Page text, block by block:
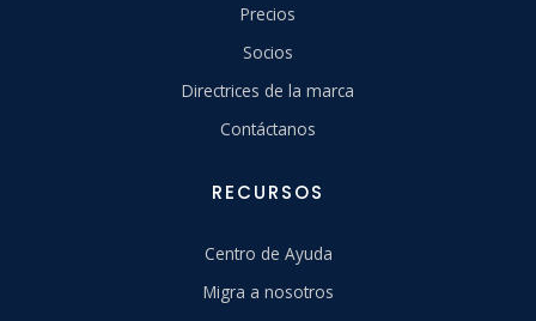
Precios
Socios
Directrices de la marca
Contáctanos
RECURSOS
Centro de Ayuda
Migra a nosotros